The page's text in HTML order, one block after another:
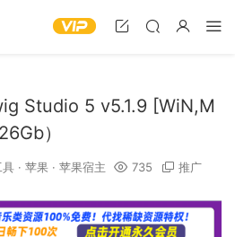
Studio 5 v5.1.9 [WiN,M
）
具 · 苹果 · 苹果宿主 735 推广